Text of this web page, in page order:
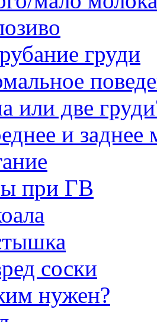
груди
или две
и заднее
при ГВ
соски
нужен?